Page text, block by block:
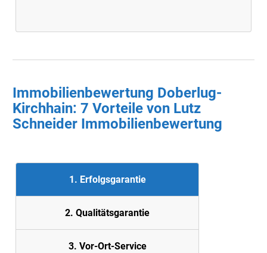
Immobilienbewertung Doberlug-
Kirchhain: 7 Vorteile von Lutz
Schneider Immobilienbewertung
1. Erfolgsgarantie
2. Qualitätsgarantie
3. Vor-Ort-Service